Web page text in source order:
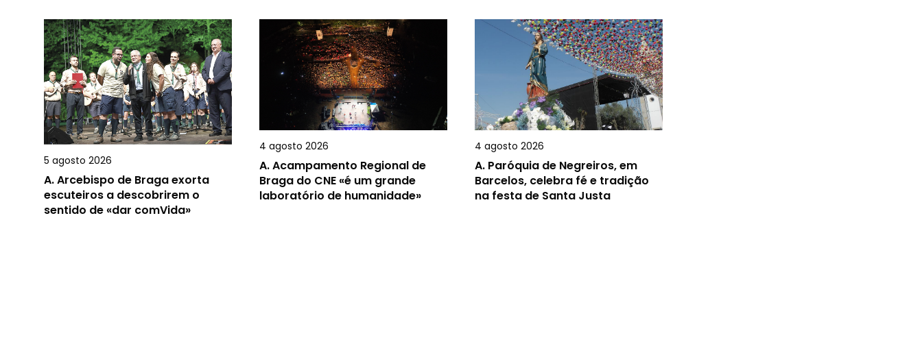
5 agosto 2026
A.Arcebispo de Braga exorta
escuteiros a descobrirem o
sentido de «dar comVida»
4 agosto 2026
A.Acampamento Regional de
Braga do CNE «é um grande
laboratório de humanidade»
4 agosto 2026
A. Paróquia de Negreiros, em
Barcelos, celebra fé e tradição
na festa de Santa Justa